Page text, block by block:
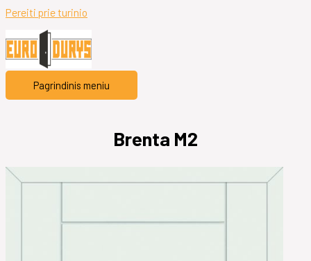
Pereiti prie turinio
Pagrindinis meniu
Brenta M2